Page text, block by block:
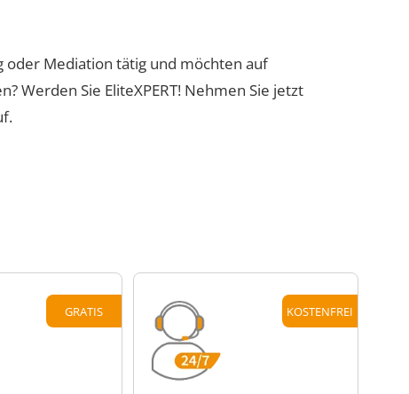
oder Mediation tätig und möchten auf
Werden Sie EliteXPERT! Nehmen Sie jetzt
GRATIS KOSTENFREI